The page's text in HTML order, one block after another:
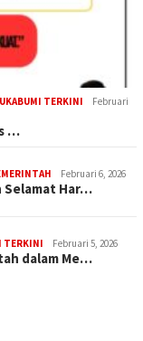
TERKINI
Februari
…
Februari 6, 2026
Selamat Har…
TERKINI Februari 5, 2026
dalam Me…